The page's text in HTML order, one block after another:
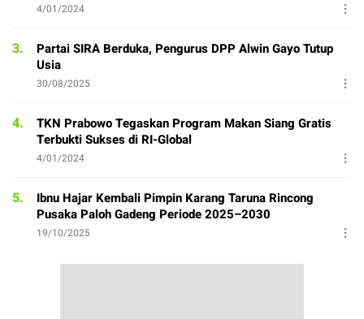
4/01/2024
3.
Partai SIRA Berduka, Pengurus DPP Alwin Gayo Tutup
Usia
30/08/2025
4.
TKN Prabowo Tegaskan Program Makan Siang Gratis
Terbukti Sukses di RI-Global
4/01/2024
5.
Ibnu Hajar Kembali Pimpin Karang Taruna Rincong
Pusaka Paloh Gadeng Periode 2025–2030
19/10/2025